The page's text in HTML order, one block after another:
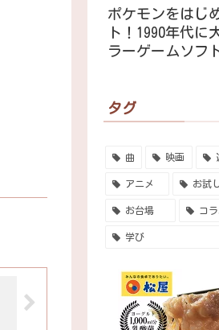
ポケモンをはじ
ト！1990年代に
ラーゲームソフ
タグ
曲 映画
アニメ お試
お台場 コラ
学び